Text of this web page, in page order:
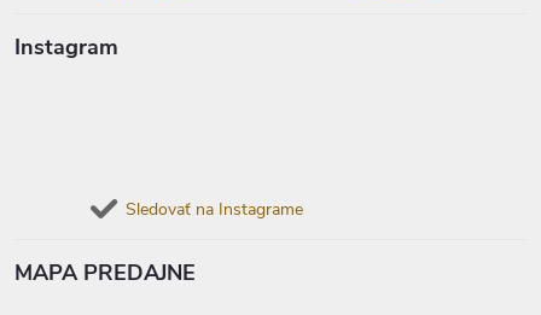
Instagram
Sledovať na Instagrame
MAPA PREDAJNE